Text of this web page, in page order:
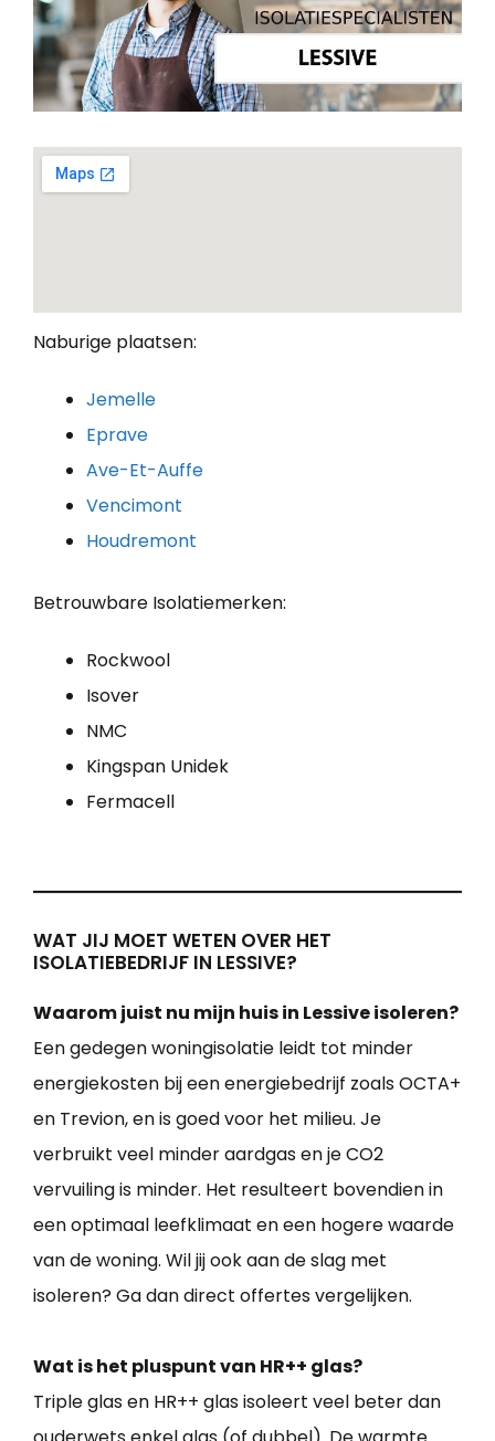
Naburige plaatsen:
Jemelle
Eprave
Ave-Et-Auffe
Vencimont
Houdremont
Betrouwbare Isolatiemerken:
Rockwool
Isover
NMC
Kingspan Unidek
Fermacell
WAT JIJ MOET WETEN OVER HET
ISOLATIEBEDRIJF IN LESSIVE?
Waarom juist nu mijn huis in Lessive isoleren?
Een gedegen woningisolatie leidt tot minder
energiekosten bij een energiebedrijf zoals OCTA+
en Trevion, en is goed voor het milieu. Je
verbruikt veel minder aardgas en je CO2
vervuiling is minder. Het resulteert bovendien in
een optimaal leefklimaat en een hogere waarde
van de woning. Wil jij ook aan de slag met
isoleren? Ga dan direct offertes vergelijken.
Wat is het pluspunt van HR++ glas?
Triple glas en HR++ glas isoleert veel beter dan